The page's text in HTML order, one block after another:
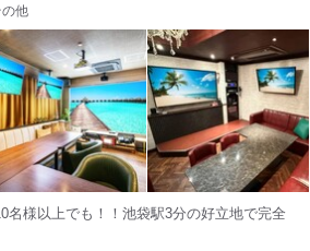
他
名様以上でも！！池袋駅3分の好立地で完全